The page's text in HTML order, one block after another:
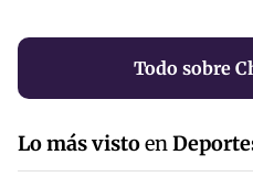
Todo sobre
Lo más vistoen